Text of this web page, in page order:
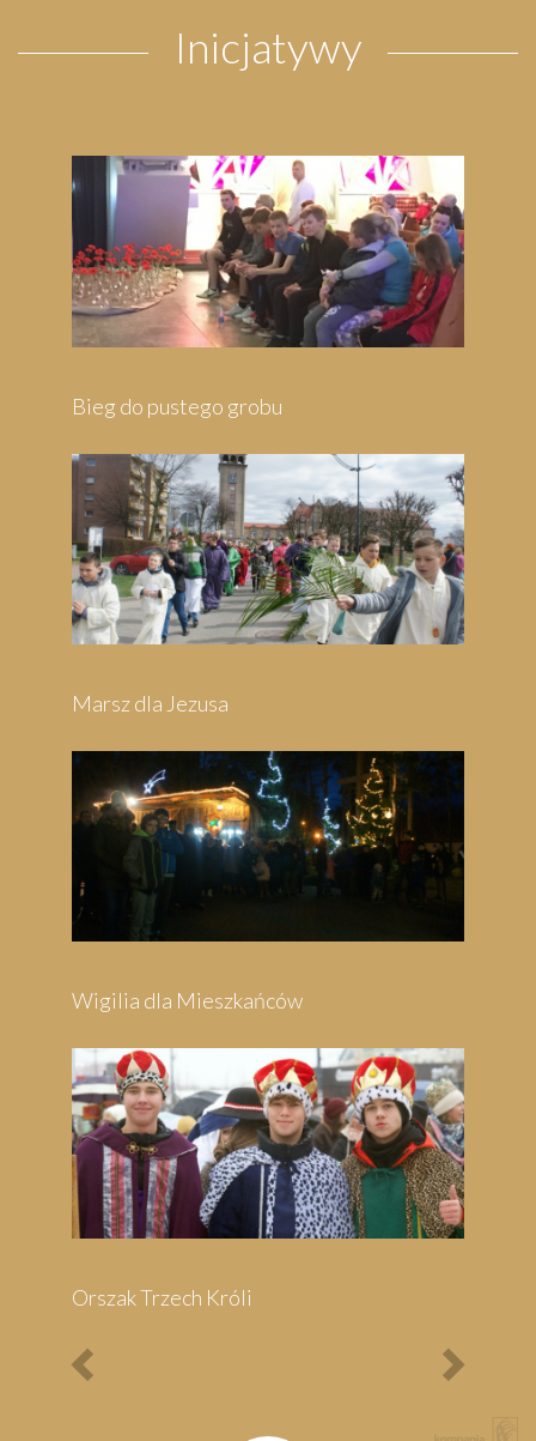
Inicjatywy
Bieg do pustego grobu
Marsz dla Jezusa
Wigilia dla Mieszkańców
Orszak Trzech Króli
Previous Next